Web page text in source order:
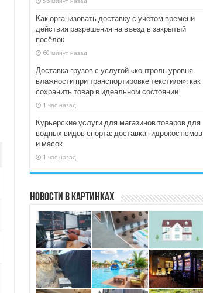
Как организовать доставку с учётом времени
действия разрешения на въезд в закрытый
посёлок
60 минут назад
Доставка грузов с услугой «контроль уровня
влажности при транспортировке текстиля»: как
сохранить товар в идеальном состоянии
1 час назад
Курьерские услуги для магазинов товаров для
водных видов спорта: доставка гидрокостюмов
и масок
1 час назад
Новости в картинках